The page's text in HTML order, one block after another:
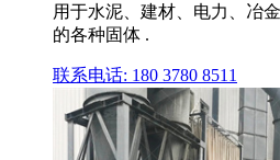
用于水泥、建材、电力、冶
的各种固体 .
联系电话: 180 3780 8511